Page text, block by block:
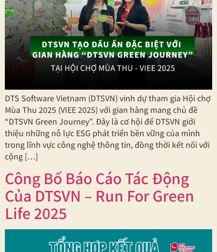
DTS Software Vietnam (DTSVN) vinh dự tham gia Hội chợ
Mùa Thu 2025 (VIEE 2025) với gian hàng mang chủ đề
“DTSVN Green Journey”. Đây là cơ hội để DTSVN giới
thiệu những nỗ lực ESG phát triển bền vững của mình
trong lĩnh vực công nghệ thông tin, đồng thời kết nối với
cộng […]
Công Bố Báo Cáo Tác Động
Của DTSVN – Run For Green
Life 2025